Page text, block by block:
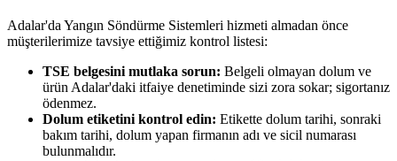
Adalar'da Yangın Söndürme Sistemleri hizmeti almadan önce
müşterilerimize tavsiye ettiğimiz kontrol listesi:
TSE belgesini mutlaka sorun: Belgeli olmayan dolum ve
ürün Adalar'daki itfaiye denetiminde sizi zora sokar; sigortanız
ödenmez.
Dolum etiketini kontrol edin: Etikette dolum tarihi, sonraki
bakım tarihi, dolum yapan firmanın adı ve sicil numarası
bulunmalıdır.